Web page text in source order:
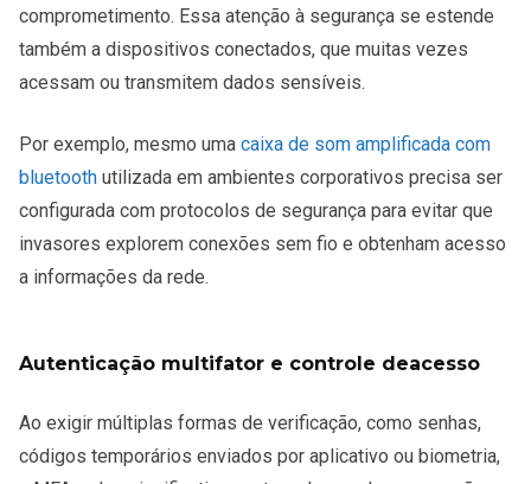
comprometimento. Essa atenção à segurança se estende
também a dispositivos conectados, que muitas vezes
acessam ou transmitem dados sensíveis.
Por exemplo, mesmo uma caixa de som amplificada com
bluetooth utilizada em ambientes corporativos precisa ser
configurada com protocolos de segurança para evitar que
invasores explorem conexões sem fio e obtenham acesso
a informações da rede.
Autenticação multifator e controle deacesso
Ao exigir múltiplas formas de verificação, como senhas,
códigos temporários enviados por aplicativo ou biometria,